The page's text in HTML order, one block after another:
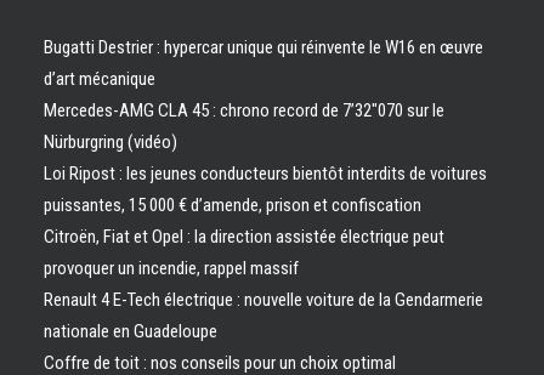
Bugatti Destrier : hypercar unique qui réinvente le W16 en œuvre
d’art mécanique
Mercedes-AMG CLA 45 : chrono record de 7’32″070 sur le
Nürburgring (vidéo)
Loi Ripost : les jeunes conducteurs bientôt interdits de voitures
puissantes, 15 000 € d’amende, prison et confiscation
Citroën, Fiat et Opel : la direction assistée électrique peut
provoquer un incendie, rappel massif
Renault 4 E-Tech électrique : nouvelle voiture de la Gendarmerie
nationale en Guadeloupe
Coffre de toit : nos conseils pour un choix optimal